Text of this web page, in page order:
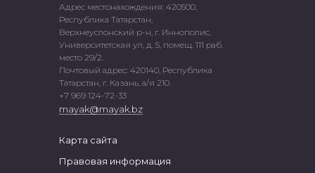
Адрес местонахождения: 420500,
Республика Татарстан,
Верхнеуслонский р-н, г. Иннополис,
Университетская ул, д. 5, помещ. 111 раб.
место 29/2.
Почтовый адрес: 420140, Республика
Татарстан, г. Казань, а/я 210.
+7 969 124-72-33
mayak@mayak.bz
Карта сайта
Правовая информация